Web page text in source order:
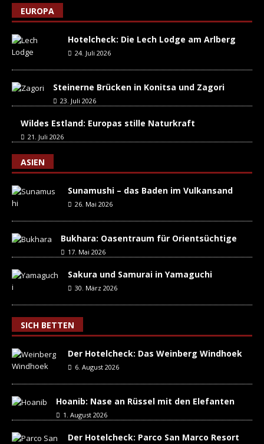
EUROPA
Hotelcheck: Die Lech Lodge am Arlberg
24. Juli 2026
Steinerne Brücken in Konitsa und Zagori
23. Juli 2026
Wildes Estland: Europas stille Naturkraft
21. Juli 2026
ASIEN
Sunamushi – das Baden im Vulkansand
26. Mai 2026
Bukhara: Oasentraum für Orientsüchtige
17. Mai 2026
Sakura und Samurai in Yamaguchi
30. März 2026
SICH BETTEN
Der Hotelcheck: Das Weinberg Windhoek
6. August 2026
Hoanib: Nase an Rüssel mit den Elefanten
1. August 2026
Der Hotelcheck: Parco San Marco Resort